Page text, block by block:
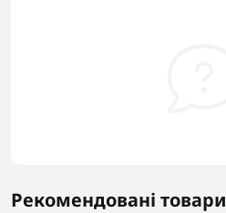
Рекомендовані товари